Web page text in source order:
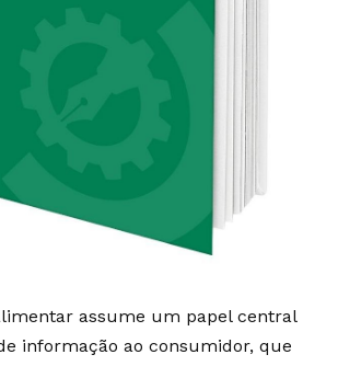
assume um papel central
informação ao consumidor, que